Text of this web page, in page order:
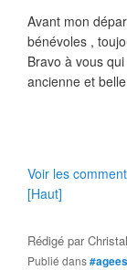
Avant mon
bénévoles ,
Bravo à vous
ancienne et
Voir les
[Haut]
Rédigé par
Publié dans#agees